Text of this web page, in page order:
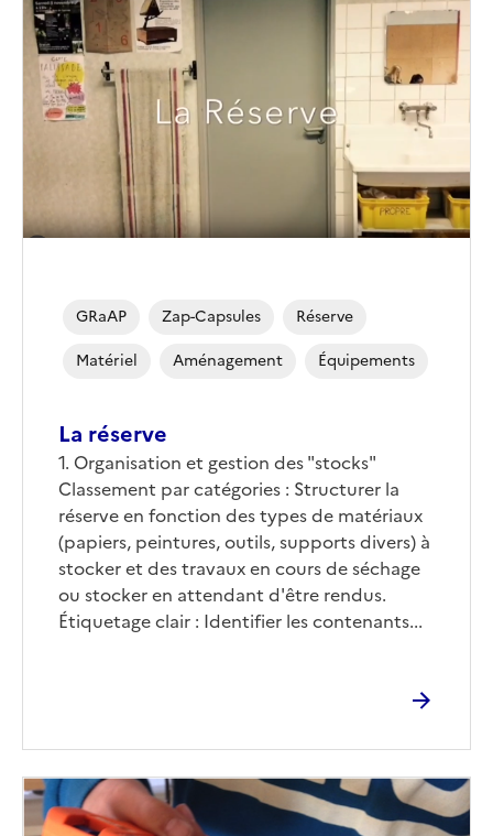
La réserve
1. Organisation et gestion des "stocks"
Classement par catégories : Structurer la
réserve en fonction des types de matériaux
(papiers, peintures, outils, supports divers) à
stocker et des travaux en cours de séchage
ou stocker en attendant d'être rendus.
Étiquetage clair : Identifier les contenants...
GRaAP Zap-Capsules
Réserve
Matériel
Aménagement Équipements